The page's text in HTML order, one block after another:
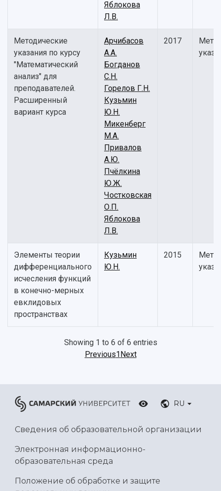
Центр истории авиационных двигателей
Умный дом бабочек
Международный межвузовский кампус
Сведения об образовательной организации
Официальные документы
Яблокова
Л.В.
Методические
указания по курсу
"Математический
анализ" для
преподавателей.
Расширенный
вариант курса
Арчибасов
А.А.
Богданов
С.Н.
Горелов Г.Н.
Кузьмин
Ю.Н.
Микенберг
М.А.
Привалов
А.Ю.
Пчёлкина
Ю.Ж.
Чостковская
О.П.
Яблокова
Л.В.
2017
Элементы теории
дифференциального
исчесления функций
в конечно-мерных
евклидовых
пространствах
Кузьмин
Ю.Н.
2015
Showing 1 to 6 of 6 entries
Previous1Next
RU
Сведения об образовательной организации
Электронная информационно-
образовательная среда
Положение об обработке и защите